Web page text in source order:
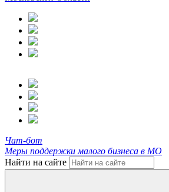
Чат-бот
Меры поддержки малого бизнеса в МО
Найти на сайте